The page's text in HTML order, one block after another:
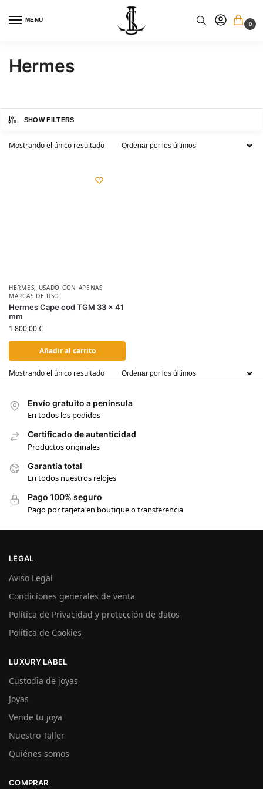
MENU
0
Hermes
SHOW FILTERS
Mostrando el único resultado
HERMES, USADO CON APENAS
MARCAS DE USO
Hermes Cape cod TGM 33 x 41
mm
1.800,00€
Añadir al carrito
Mostrando el único resultado
Envío gratuito a península
En todos los pedidos
Certificado de autenticidad
Productos originales
Garantía total
En todos nuestros relojes
Pago 100% seguro
Pago por tarjeta en boutique o transferencia
LEGAL
Aviso Legal
Condiciones generales de venta
Política de Privacidad y protección de datos
Política de Cookies
LUXURY LABEL
Custodia de joyas
Joyas
Vende tu joya
Nuestro Taller
Quiénes somos
COMPRAR